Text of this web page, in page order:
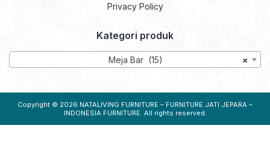
Privacy Policy
Kategori produk
×
Meja Bar (15)
Copyright © 2026 NATALIVING FURNITURE – FURNITURE JATI JEPARA –
INDONESIA FURNITURE. All rights reserved.